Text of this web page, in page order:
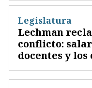
Lechman
conflicto:
docentes y los
Legislatura